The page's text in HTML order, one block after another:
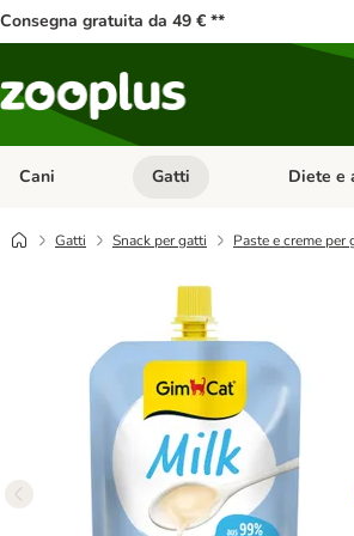
Consegna gratuita da 49 € **
Cani Apri Menu Categoria: Cani
Gatti Apri
Diete e
Gatti Snack per gatti Paste e creme per